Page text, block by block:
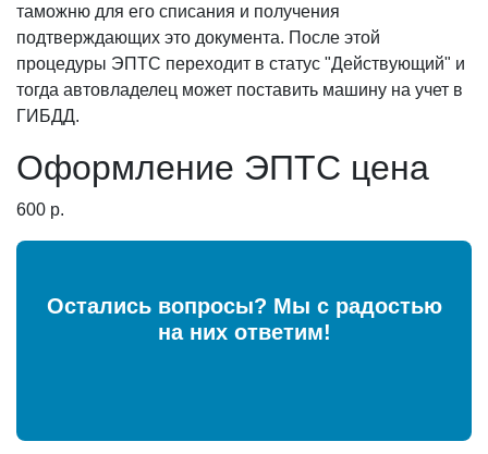
таможню для его списания и получения
подтверждающих это документа. После этой
процедуры ЭПТС переходит в статус "Действующий" и
тогда автовладелец может поставить машину на учет в
ГИБДД.
Оформление ЭПТС цена
600 р.
Остались вопросы? Мы с радостью
на них ответим!